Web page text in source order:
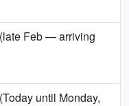
Feb — arriving
until Monday,